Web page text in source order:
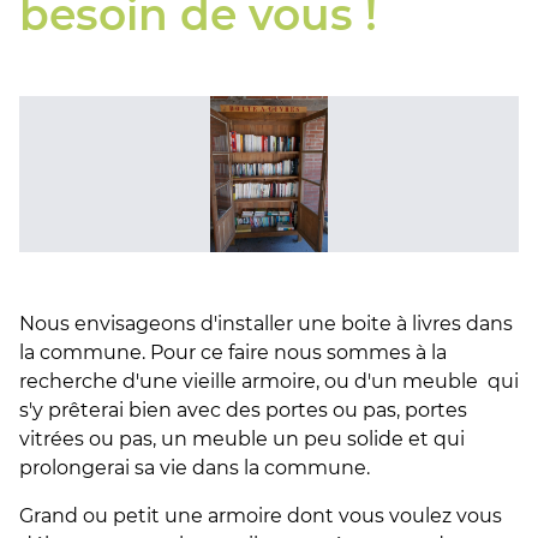
besoin de vous !
Nous envisageons d'installer une boite à livres dans
la commune. Pour ce faire nous sommes à la
recherche d'une vieille armoire, ou d'un meuble qui
s'y prêterai bien avec des portes ou pas, portes
vitrées ou pas, un meuble un peu solide et qui
prolongerai sa vie dans la commune.
Grand ou petit une armoire dont vous voulez vous